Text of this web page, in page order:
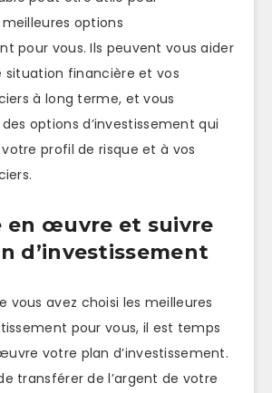
options
pour vous. Ils peuvent vous aider
situation financière et vos
à long terme, et vous
options d’investissement qui
profil de risque et à vos
en œuvre et suivre
d’investissement
vous avez choisi les meilleures
pour vous, il est temps
votre plan d’investissement.
transférer de l’argent de votre